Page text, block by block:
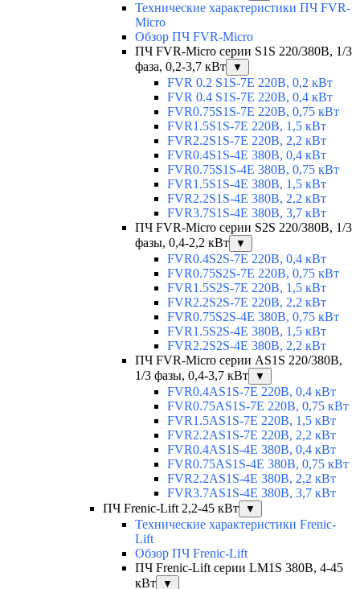
Технические характеристики ПЧ FVR-
Micro
Обзор ПЧ FVR-Micro
ПЧ FVR-Micro серии S1S 220/380В, 1/3
фаза, 0,2-3,7 кВт
▼
FVR 0.2 S1S-7E 220В, 0,2 кВт
FVR 0.4 S1S-7E 220В, 0,4 кВт
FVR0.75S1S-7E 220В, 0,75 кВт
FVR1.5S1S-7E 220В, 1,5 кВт
FVR2.2S1S-7E 220В, 2,2 кВт
FVR0.4S1S-4E 380В, 0,4 кВт
FVR0.75S1S-4E 380В, 0,75 кВт
FVR1.5S1S-4E 380В, 1,5 кВт
FVR2.2S1S-4E 380В, 2,2 кВт
FVR3.7S1S-4E 380В, 3,7 кВт
ПЧ FVR-Micro серии S2S 220/380В, 1/3
фазы, 0,4-2,2 кВт
▼
FVR0.4S2S-7E 220В, 0,4 кВт
FVR0.75S2S-7E 220В, 0,75 кВт
FVR1.5S2S-7E 220В, 1,5 кВт
FVR2.2S2S-7E 220В, 2,2 кВт
FVR0.75S2S-4E 380В, 0,75 кВт
FVR1.5S2S-4E 380В, 1,5 кВт
FVR2.2S2S-4E 380В, 2,2 кВт
ПЧ FVR-Micro серии AS1S 220/380В,
1/3 фазы, 0,4-3,7 кВт
▼
FVR0.4AS1S-7E 220В, 0,4 кВт
FVR0.75AS1S-7E 220В, 0,75 кВт
FVR1.5AS1S-7E 220В, 1,5 кВт
FVR2.2AS1S-7E 220В, 2,2 кВт
FVR0.4AS1S-4E 380В, 0,4 кВт
FVR0.75AS1S-4E 380В, 0,75 кВт
FVR2.2AS1S-4E 380В, 2,2 кВт
FVR3.7AS1S-4E 380В, 3,7 кВт
ПЧ Frenic-Lift 2,2-45 кВт
▼
Технические характеристики Frenic-
Lift
Обзор ПЧ Frenic-Lift
ПЧ Frenic-Lift серии LM1S 380В, 4-45
кВт
▼